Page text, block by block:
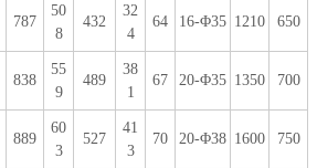
787
50
8
432
32
4
64 16-Φ35 1210 650
838
55
9
489
38
1
67 20-Φ35 1350 700
889
60
3
527
41
3
70 20-Φ38 1600 750